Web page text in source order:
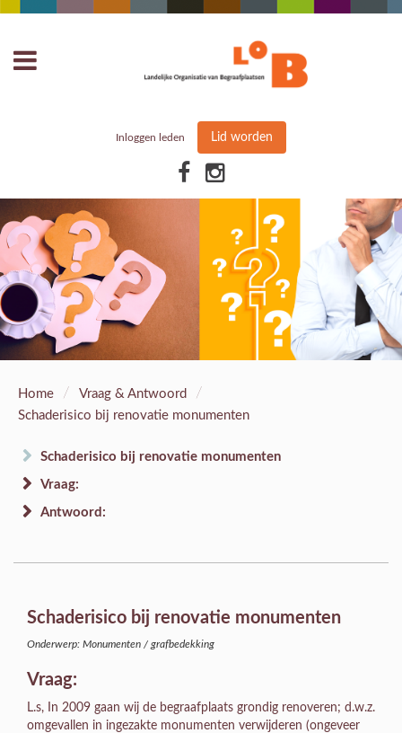
Inloggen leden Lid worden
Home / Vraag & Antwoord /
Schaderisico bij renovatie monumenten
Schaderisico bij renovatie monumenten
Vraag:
Antwoord:
Schaderisico bij renovatie monumenten
Onderwerp: Monumenten / grafbedekking
Vraag:
L.s, In 2009 gaan wij de begraafplaats grondig renoveren; d.w.z.
omgevallen in ingezakte monumenten verwijderen (ongeveer